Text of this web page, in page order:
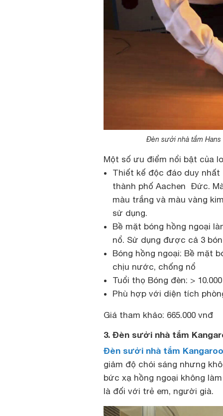
Đèn sưởi nhà tắm
Một số ưu điểm nổi bật của
Thiết kế độc đáo duy
thành phố Aachen Đức.
màu trắng và màu vàng
sử dụng.
Bề mặt bóng hồng ngoại
nổ. Sử dụng được cả 3
Bóng hồng ngoại: Bề mặt
chịu nước, chống nổ
Tuổi thọ Bóng đèn: >
Phù hợp với diện tích
Giá tham khảo: 665.000 vnđ
3. Đèn sưởi nhà tắm
Đèn sưởi nhà tắm Kangaroo
giảm độ chói sáng nhưng
bức xạ hồng ngoại không
là đối với trẻ em, người già.